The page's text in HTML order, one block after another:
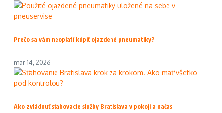
Prečo sa vám neoplatí kúpiť ojazdené pneumatiky?
mar 14, 2026
Ako zvládnuť sťahovacie služby Bratislava v pokoji a načas